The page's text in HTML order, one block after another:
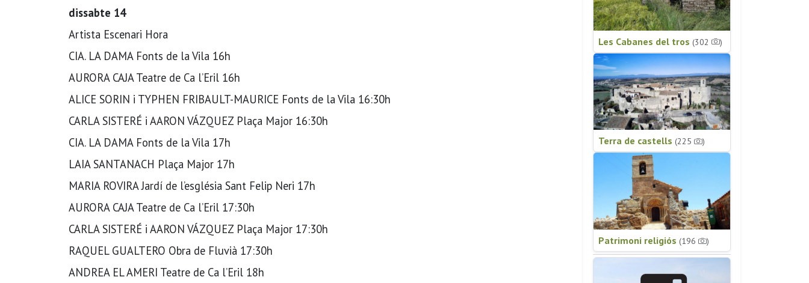
dissabte 14
Artista Escenari Hora
CIA. LA DAMA Fonts de la Vila 16h
AURORA CAJA Teatre de Ca l’Eril 16h
ALICE SORIN i TYPHEN FRIBAULT-MAURICE Fonts de la Vila 16:30h
CARLA SISTERÉ i AARON VÁZQUEZ Plaça Major 16:30h
CIA. LA DAMA Fonts de la Vila 17h
LAIA SANTANACH Plaça Major 17h
MARIA ROVIRA Jardí de l’església Sant Felip Neri 17h
AURORA CAJA Teatre de Ca l’Eril 17:30h
CARLA SISTERÉ i AARON VÁZQUEZ Plaça Major 17:30h
RAQUEL GUALTERO Obra de Fluvià 17:30h
ANDREA EL AMERI Teatre de Ca l’Eril 18h
Les Cabanes del tros (302 )
Terra de castells (225 )
Patrimoni religiós (196 )